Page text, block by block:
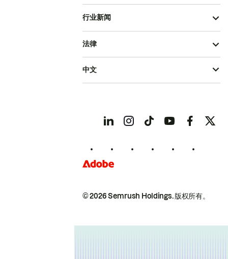
行业新闻
© 2026 Semrush Holdings.版权所有。
法律
中文